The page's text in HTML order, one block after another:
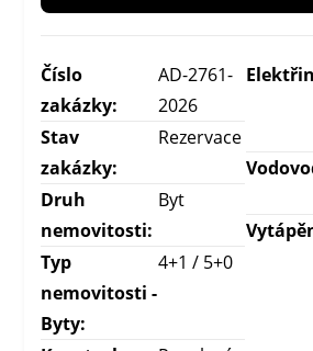
Číslo
zakázky:
AD-2761-
2026
Stav
zakázky:
Rezervace
Druh
nemovitosti:
Byt
Typ
nemovitosti -
Byty:
4+1 / 5+0